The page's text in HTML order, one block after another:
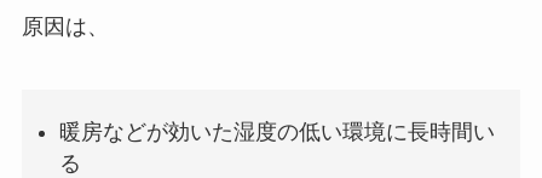
原因は、
暖房などが効いた湿度の低い環境に長時間い
る